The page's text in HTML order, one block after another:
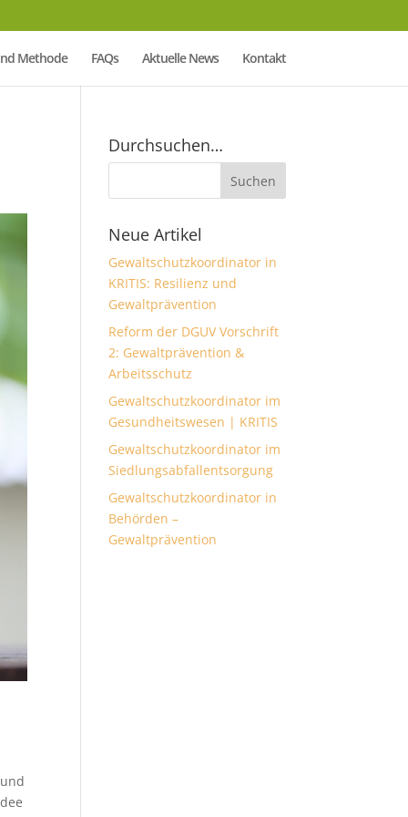
Methode FAQs Aktuelle News Kontakt
Durchsuchen…
Neue Artikel
Gewaltschutzkoordinator in
KRITIS: Resilienz und
Gewaltprävention
Reform der DGUV Vorschrift
2: Gewaltprävention &
Arbeitsschutz
Gewaltschutzkoordinator im
Gesundheitswesen | KRITIS
Gewaltschutzkoordinator im
Siedlungsabfallentsorgung
Gewaltschutzkoordinator in
Behörden –
Gewaltprävention